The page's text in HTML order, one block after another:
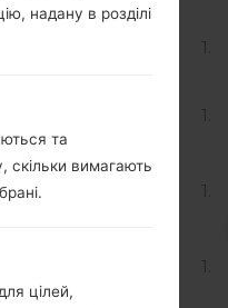
надану в розділі
та
скільки вимагають
цілей,